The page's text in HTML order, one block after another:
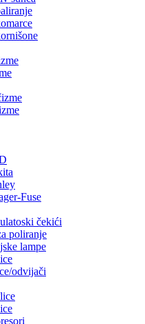
Fuse
čekići
poliranje
lampe
odvijači